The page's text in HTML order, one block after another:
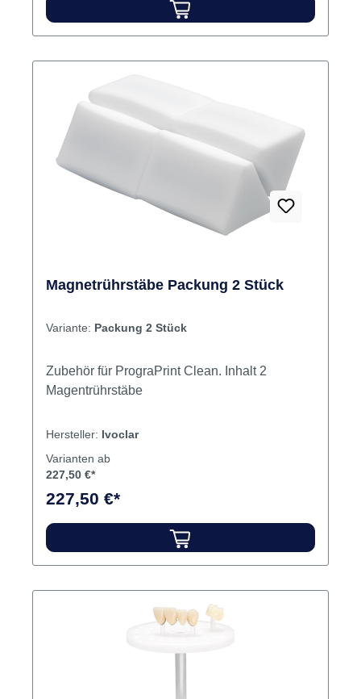
Magnetrührstäbe Packung 2 Stück
Variante: Packung 2 Stück
Zubehör für PrograPrint Clean. Inhalt 2
Magentrührstäbe
Hersteller: Ivoclar
Varianten ab
227,50 €*
227,50 €*